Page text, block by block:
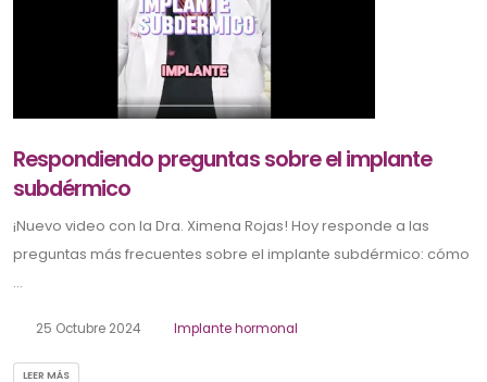
Respondiendo preguntas sobre el implante
subdérmico
¡Nuevo video con la Dra. Ximena Rojas! Hoy responde a las
preguntas más frecuentes sobre el implante subdérmico: cómo
...
25 Octubre 2024 Implante hormonal
LEER MÁS